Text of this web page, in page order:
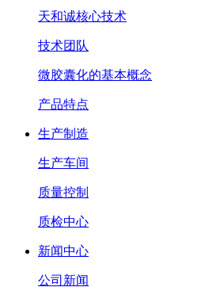
天和诚核心技术
技术团队
微胶囊化的基本概念
产品特点
生产制造
生产车间
质量控制
质检中心
新闻中心
公司新闻